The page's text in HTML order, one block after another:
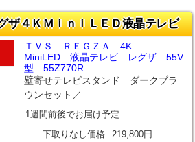
ザ４ＫＭｉｎｉＬＥＤ液晶テレビ
ＴＶＳ ＲＥＧＺＡ 4K
MiniLED 液晶テレビ レグザ 55V
型 55Z770R
壁寄せテレビスタンド ダークブラ
ウンセット／
1週間前後でお届け予定
下取りなし価格 219,800円